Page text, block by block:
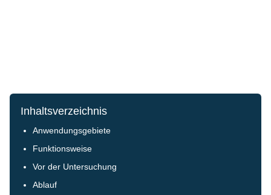
Inhaltsverzeichnis
Anwendungsgebiete
Funktionsweise
Vor der Untersuchung
Ablauf